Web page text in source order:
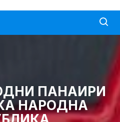
ПАНАИРИ
НАРОДНА